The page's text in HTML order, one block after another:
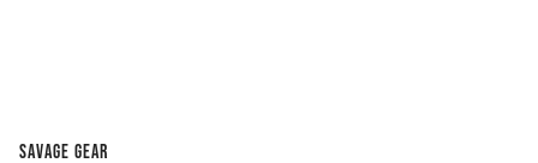
Savage Gear